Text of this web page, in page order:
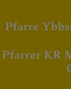
Pfarre
Pfarrer KR